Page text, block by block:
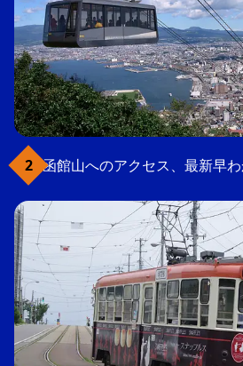
函館山へのアクセス、最新早